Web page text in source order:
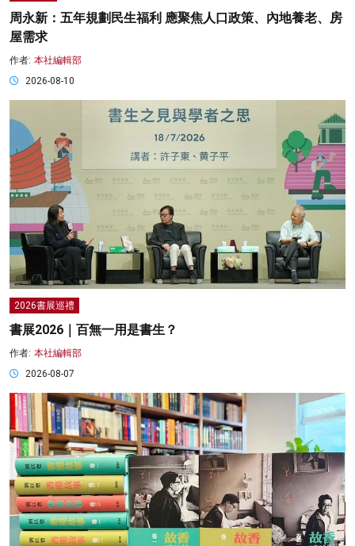
周永新：五年規劃民生福利 應聚焦人口政策、內地養老、房
屋需求
作者: 本社編輯部
2026-08-10
2026書展巡禮
書展2026｜百無一用是書生？
作者: 本社編輯部
2026-08-07